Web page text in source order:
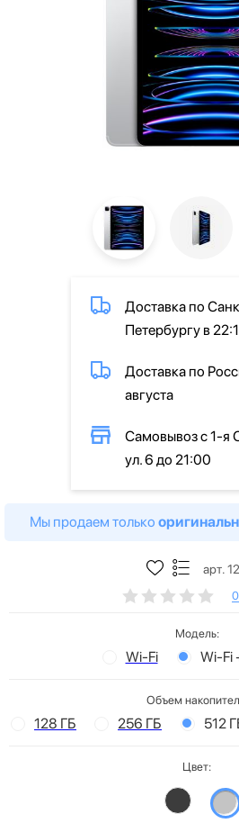
Доставка по
Петербургу в
Доставка по
августа
Самовывоз с 1-я
ул. 6 до 21:00
Мы продаем только
арт.
Модель:
Wi-Fi Wi-Fi
Объем
128 ГБ 256 ГБ 512
Цвет: